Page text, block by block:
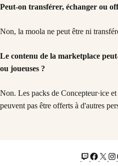
Peut-on transférer, échanger ou
Non, la moola ne peut être ni
Le contenu de la marketplace
ou joueuses ?
Non. Les packs de Concepteur·ice
peuvent pas être offerts à d'autres